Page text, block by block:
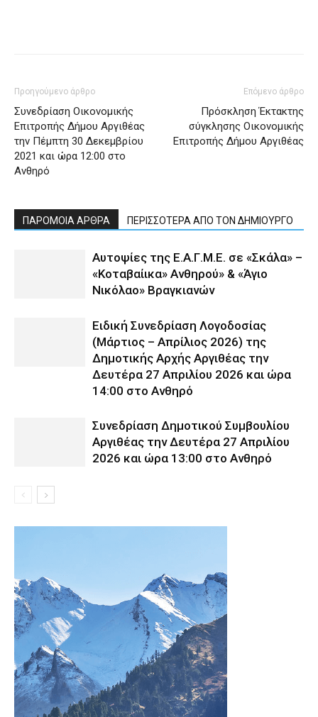
Προηγούμενο άρθρο
Συνεδρίαση Οικονομικής
Επιτροπής Δήμου Αργιθέας
την Πέμπτη 30 Δεκεμβρίου
2021 και ώρα 12:00 στο
Ανθηρό
Επόμενο άρθρο
Πρόσκληση Έκτακτης
σύγκλησης Οικονομικής
Επιτροπής Δήμου Αργιθέας
ΠΑΡΟΜΟΙΑ ΑΡΘΡΑ ΠΕΡΙΣΣΟΤΕΡΑ ΑΠΟ ΤΟΝ ΔΗΜΙΟΥΡΓΟ
Αυτοψίες της Ε.Α.Γ.Μ.Ε. σε «Σκάλα» –
«Κοταβαίικα» Ανθηρού» & «Άγιο
Νικόλαο» Βραγκιανών
Ειδική Συνεδρίαση Λογοδοσίας
(Μάρτιος – Απρίλιος 2026) της
Δημοτικής Αρχής Αργιθέας την
Δευτέρα 27 Απριλίου 2026 και ώρα
14:00 στο Ανθηρό
Συνεδρίαση Δημοτικού Συμβουλίου
Αργιθέας την Δευτέρα 27 Απριλίου
2026 και ώρα 13:00 στο Ανθηρό